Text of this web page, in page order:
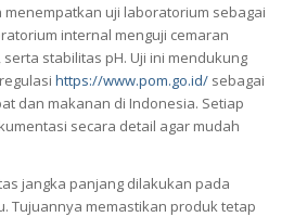
menempatkan uji laboratorium sebagai
internal menguji cemaran
stabilitas pH. Uji ini mendukung
https://www.pom.go.id/sebagai
dan makanan di Indonesia. Setiap
secara detail agar mudah
jangka panjang dilakukan pada
Tujuannya memastikan produk tetap